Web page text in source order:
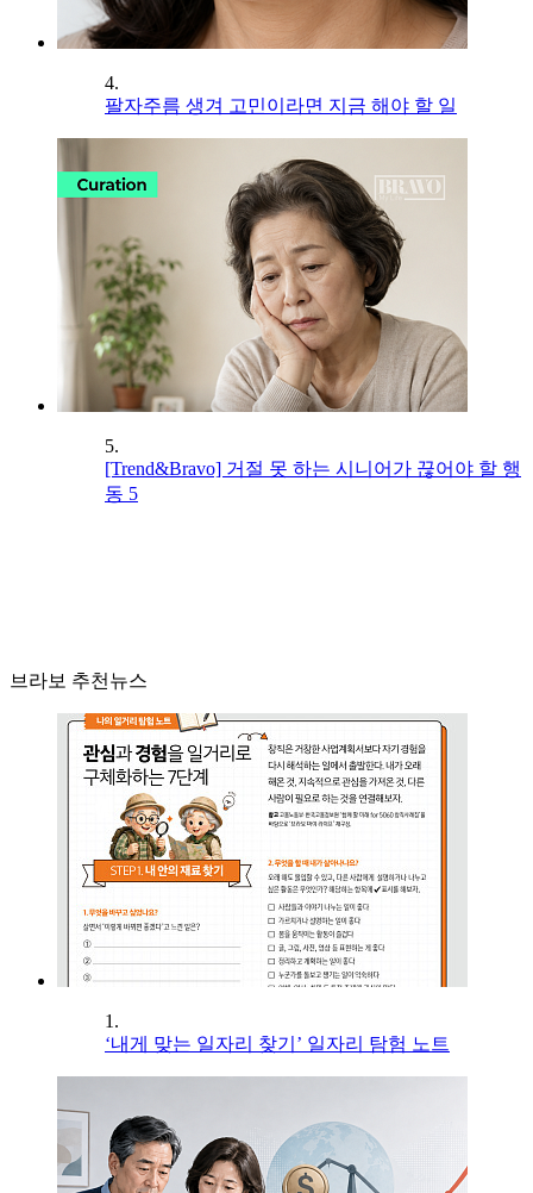
4.
팔자주름 생겨 고민이라면 지금 해야 할 일
5.
[Trend&Bravo] 거절 못 하는 시니어가 끊어야 할 행
동 5
브라보 추천뉴스
1.
‘내게 맞는 일자리 찾기’ 일자리 탐험 노트